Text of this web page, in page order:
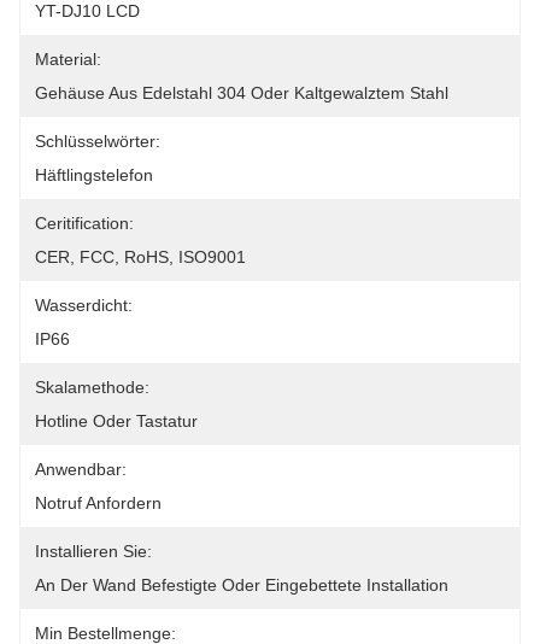
YT-DJ10 LCD
Material:
Gehäuse Aus Edelstahl 304 Oder Kaltgewalztem Stahl
Schlüsselwörter:
Häftlingstelefon
Ceritification:
CER, FCC, RoHS, ISO9001
Wasserdicht:
IP66
Skalamethode:
Hotline Oder Tastatur
Anwendbar:
Notruf Anfordern
Installieren Sie:
An Der Wand Befestigte Oder Eingebettete Installation
Min Bestellmenge: